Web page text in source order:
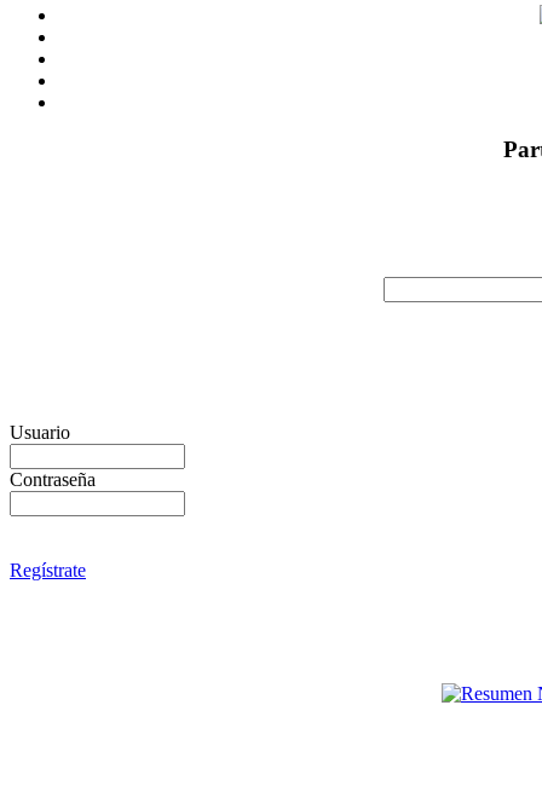
Usuario
Contraseña
Regístrate